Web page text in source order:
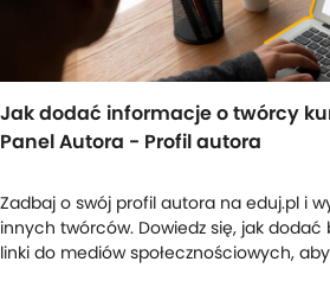
Jak dodać informacje o twórcy
Panel Autora - Profil autora
Zadbaj o swój profil autora na eduj.pl i
innych twórców. Dowiedz się, jak dodać
linki do mediów społecznościowych,